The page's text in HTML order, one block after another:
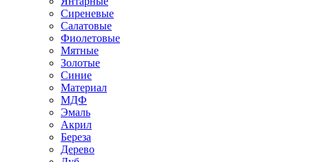
Сиреневые
Салатовые
Фиолетовые
Мятные
Золотые
Синие
Материал
МДФ
Эмаль
Акрил
Береза
Дерево